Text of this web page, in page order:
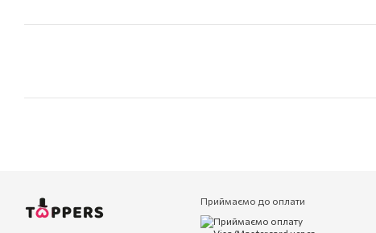
Приймаємо до оплати